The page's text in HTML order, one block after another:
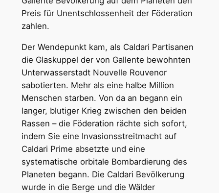
Preis für Unentschlossenheit der Föderation
zahlen.
Der Wendepunkt kam, als Caldari Partisanen
die Glaskuppel der von Gallente bewohnten
Unterwasserstadt Nouvelle Rouvenor
sabotierten. Mehr als eine halbe Million
Menschen starben. Von da an begann ein
langer, blutiger Krieg zwischen den beiden
Rassen – die Föderation rächte sich sofort,
indem Sie eine Invasionsstreitmacht auf
Caldari Prime absetzte und eine
systematische orbitale Bombardierung des
Planeten begann. Die Caldari Bevölkerung
wurde in die Berge und die Wälder